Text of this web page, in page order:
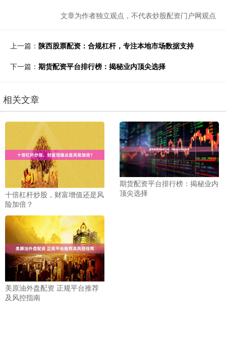
文章为作者独立观点，不代表炒股配资门户网观点
上一篇： 陕西股票配资：合规杠杆，专注本地市场数据支持
下一篇： 期货配资平台排行榜：揭秘业内顶尖选择
相关文章
十倍杠杆炒股，财富增值还是风
险加倍？
期货配资平台排行榜：揭秘业内
顶尖选择
美原油外盘配资 正规平台推荐
及风控指南